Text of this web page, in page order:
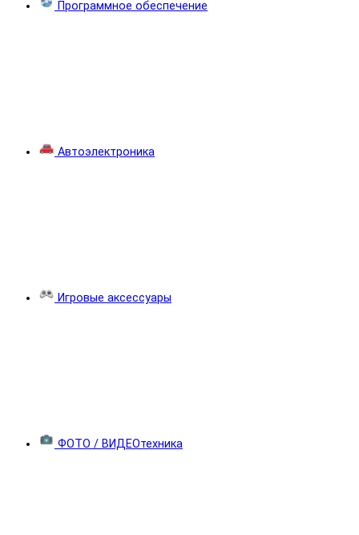
Программное обеспечение
Автоэлектроника
Игровые аксессуары
ФОТО / ВИДЕОтехника